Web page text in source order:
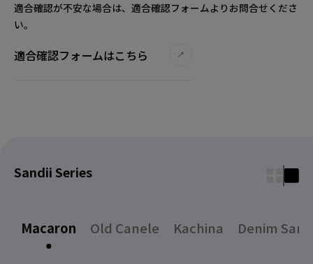
適合確認が不安な場合は、適合確認フォームよりお問合せくださ
い。
適合確認フォームはこちら
Sandii Series
Macaron Old Canele Kachina Denim Sand